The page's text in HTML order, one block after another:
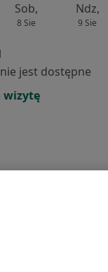
Sob,
8 Sie
Ndz,
9 Sie
jest dostępne
wizytę